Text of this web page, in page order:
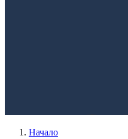
Начало